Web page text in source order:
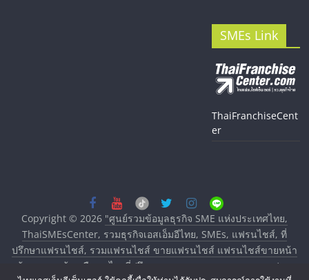
SMEs Link
ThaiFranchiseCent
er
Copyright © 2026 "ศูนย์รวมข้อมูลธุรกิจ SME แห่งประเทศไทย,
ThaiSMEsCenter, รวมธุรกิจเอสเอ็มอีไทย, SMEs, แฟรนไชส์, ที่
ปรึกษาแฟรนไชส์, รวมแฟรนไชส์ ขายแฟรนไชส์ แฟรนไชส์ขายหน้า
บ้าน ลงทุนน้อย คืนทุนไว, ที่ปรึกษาการลงทุนและขยายสาขาแฟรน